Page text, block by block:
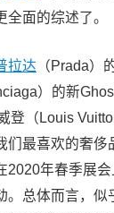
面的综述了。
拉达 （Prada）
）的新
登（Louis
们最喜欢的奢侈
2020年春季展
。总体而言，似